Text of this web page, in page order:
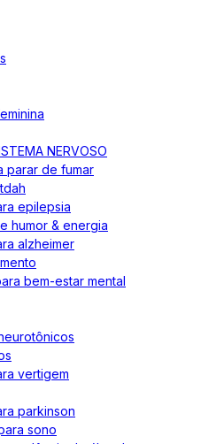
NERVOSO
parar de fumar
epilepsia
humor & energia
alzheimer
bem-estar mental
vertigem
parkinson
sono